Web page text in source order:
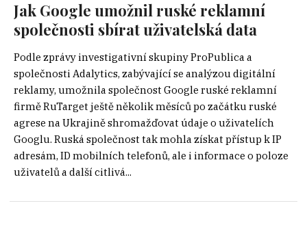
Jak Google umožnil ruské reklamní
společnosti sbírat uživatelská data
Podle zprávy investigativní skupiny ProPublica a
společnosti Adalytics, zabývající se analýzou digitální
reklamy, umožnila společnost Google ruské reklamní
firmě RuTarget ještě několik měsíců po začátku ruské
agrese na Ukrajině shromažďovat údaje o uživatelích
Googlu. Ruská společnost tak mohla získat přístup k IP
adresám, ID mobilních telefonů, ale i informace o poloze
uživatelů a další citlivá...